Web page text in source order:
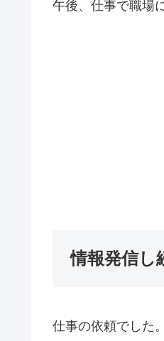
午後、仕事で職場
情報発信し
仕事の依頼でした。